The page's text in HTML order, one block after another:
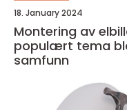
18. January 2024
Montering av
populært tema
samfunn